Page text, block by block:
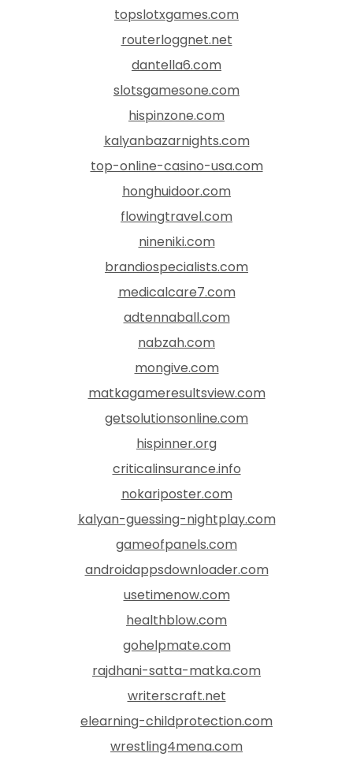
topslotxgames.com
routerloggnet.net
dantella6.com
slotsgamesone.com
hispinzone.com
kalyanbazarnights.com
top-online-casino-usa.com
honghuidoor.com
flowingtravel.com
nineniki.com
brandiospecialists.com
medicalcare7.com
adtennaball.com
nabzah.com
mongive.com
matkagameresultsview.com
getsolutionsonline.com
hispinner.org
criticalinsurance.info
nokariposter.com
kalyan-guessing-nightplay.com
gameofpanels.com
androidappsdownloader.com
usetimenow.com
healthblow.com
gohelpmate.com
rajdhani-satta-matka.com
writerscraft.net
elearning-childprotection.com
wrestling4mena.com